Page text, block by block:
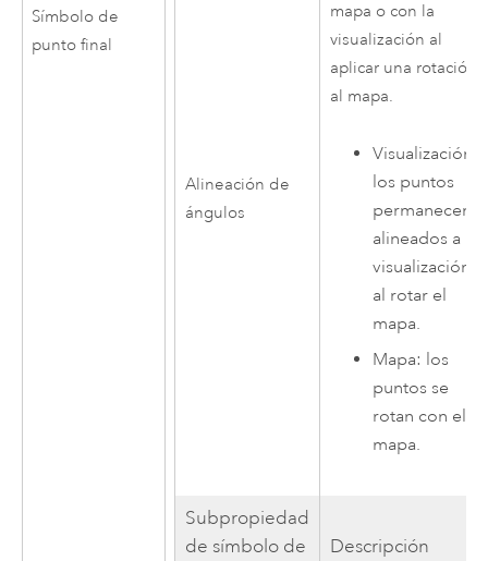
Símbolo de
punto final
Alineación de
ángulos
mapa o con la
visualización al
aplicar una rotación
al mapa.
Visualización:
los puntos
permanecen
alineados a la
visualización
al rotar el
mapa.
Mapa: los
puntos se
rotan con el
mapa.
Subpropiedad
de símbolo de
Descripción